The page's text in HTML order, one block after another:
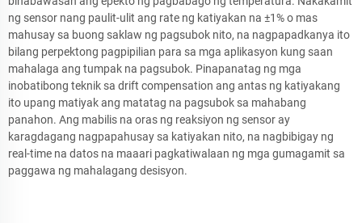
ng sensor nang paulit-ulit ang rate ng katiyakan na ±1% o mas
mahusay sa buong saklaw ng pagsubok nito, na nagpapadkanya ito
bilang perpektong pagpipilian para sa mga aplikasyon kung saan
mahalaga ang tumpak na pagsubok. Pinapanatag ng mga
inobatibong teknik sa drift compensation ang antas ng katiyakang
ito upang matiyak ang matatag na pagsubok sa mahabang
panahon. Ang mabilis na oras ng reaksiyon ng sensor ay
karagdagang nagpapahusay sa katiyakan nito, na nagbibigay ng
real-time na datos na maaari pagkatiwalaan ng mga gumagamit sa
paggawa ng mahalagang desisyon.